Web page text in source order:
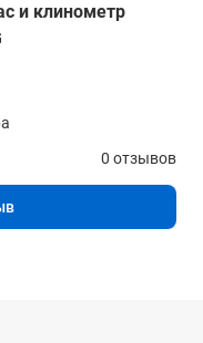
и клинометр
0 отзывов